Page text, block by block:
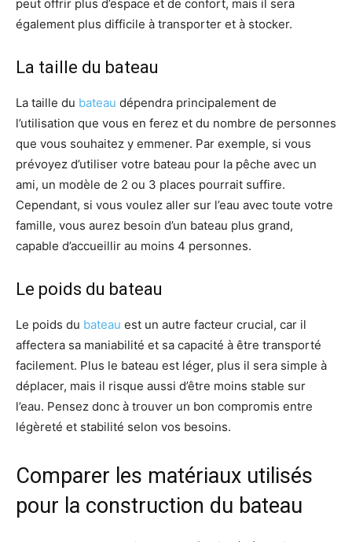
peut offrir plus d’espace et de confort, mais il sera
également plus difficile à transporter et à stocker.
La taille du bateau
La taille du bateau dépendra principalement de
l’utilisation que vous en ferez et du nombre de personnes
que vous souhaitez y emmener. Par exemple, si vous
prévoyez d’utiliser votre bateau pour la pêche avec un
ami, un modèle de 2 ou 3 places pourrait suffire.
Cependant, si vous voulez aller sur l’eau avec toute votre
famille, vous aurez besoin d’un bateau plus grand,
capable d’accueillir au moins 4 personnes.
Le poids du bateau
Le poids du bateau est un autre facteur crucial, car il
affectera sa maniabilité et sa capacité à être transporté
facilement. Plus le bateau est léger, plus il sera simple à
déplacer, mais il risque aussi d’être moins stable sur
l’eau. Pensez donc à trouver un bon compromis entre
légèreté et stabilité selon vos besoins.
Comparer les matériaux utilisés
pour la construction du bateau